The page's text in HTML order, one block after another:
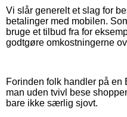
Vi slår generelt et slag for
betalinger med mobilen.
bruge et tilbud fra for
godtgøre omkostningerne
Forinden folk handler på en
man uden tvivl bese
bare ikke særlig sjovt.